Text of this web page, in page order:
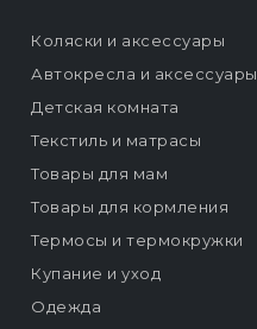
Коляски и аксессуары
Автокресла и аксессуары
Детская комната
Текстиль и матрасы
Товары для мам
Товары для кормления
Термосы и термокружки
Купание и уход
Одежда